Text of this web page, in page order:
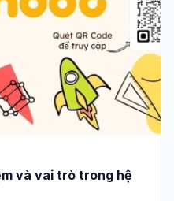
và vai trò trong hệ